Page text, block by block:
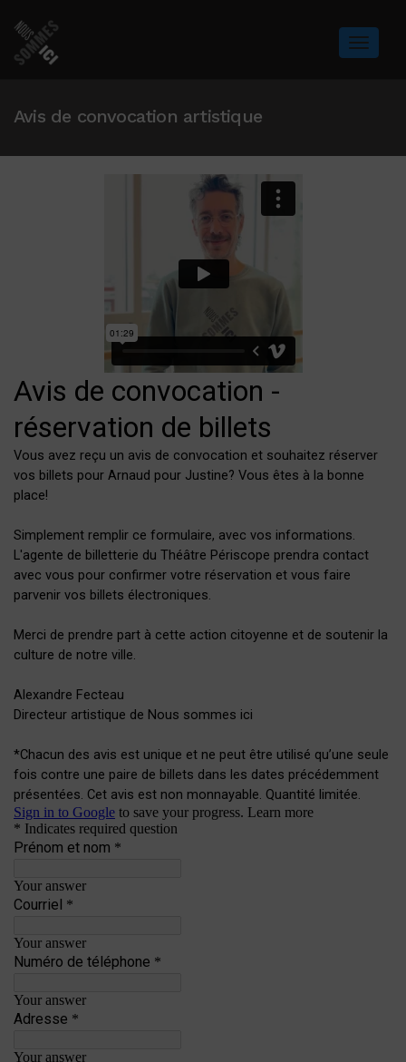
Avis de convocation artistique